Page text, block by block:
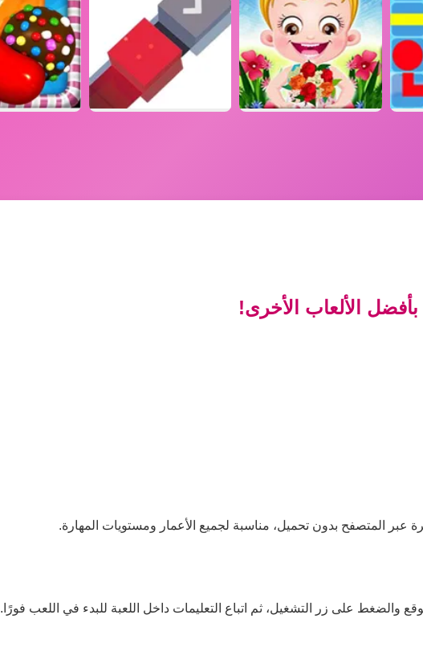
الألعاب الأخرى!
عبر المتصفح بدون تحميل، مناسبة لجميع الأعمار ومستويات المهارة.
والضغط على زر التشغيل، ثم اتباع التعليمات داخل اللعبة للبدء في اللعب فورًا.